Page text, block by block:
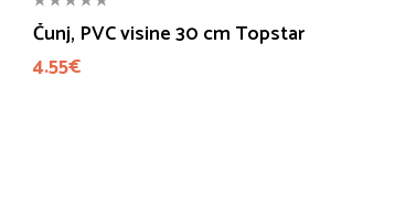
Čunj, PVC visine 30 cm Topstar
4.55€